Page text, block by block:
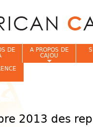
2013 des
DE
A PROPOS DE
CAJOU